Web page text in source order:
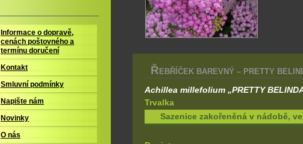
Ř EBŘÍČEK BAREVNÝ – PRETTY
Achillea millefolium „PRETTY
Trvalka
Sazenice zakořeněná v nádobě,
Informace o dopravě,
cenách poštovného a
termínu doručení
Kontakt
Smluvní podmínky
Napište nám
Novinky
O nás